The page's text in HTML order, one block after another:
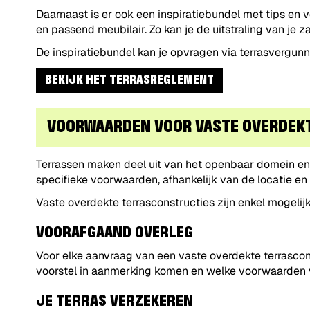
Daarnaast is er ook een inspiratiebundel met tips en
en passend meubilair. Zo kan je de uitstraling van je
De inspiratiebundel kan je opvragen via
BEKIJK HET TERRASREGLEMENT
VOORWAARDEN VOOR VASTE
Terrassen maken deel uit van het openbaar domein
specifieke voorwaarden, afhankelijk van de locatie
Vaste overdekte terrasconstructies zijn enkel
VOORAFGAAND OVERLEG
Voor elke aanvraag van een vaste overdekte
voorstel in aanmerking komen en welke
JE TERRAS VERZEKEREN